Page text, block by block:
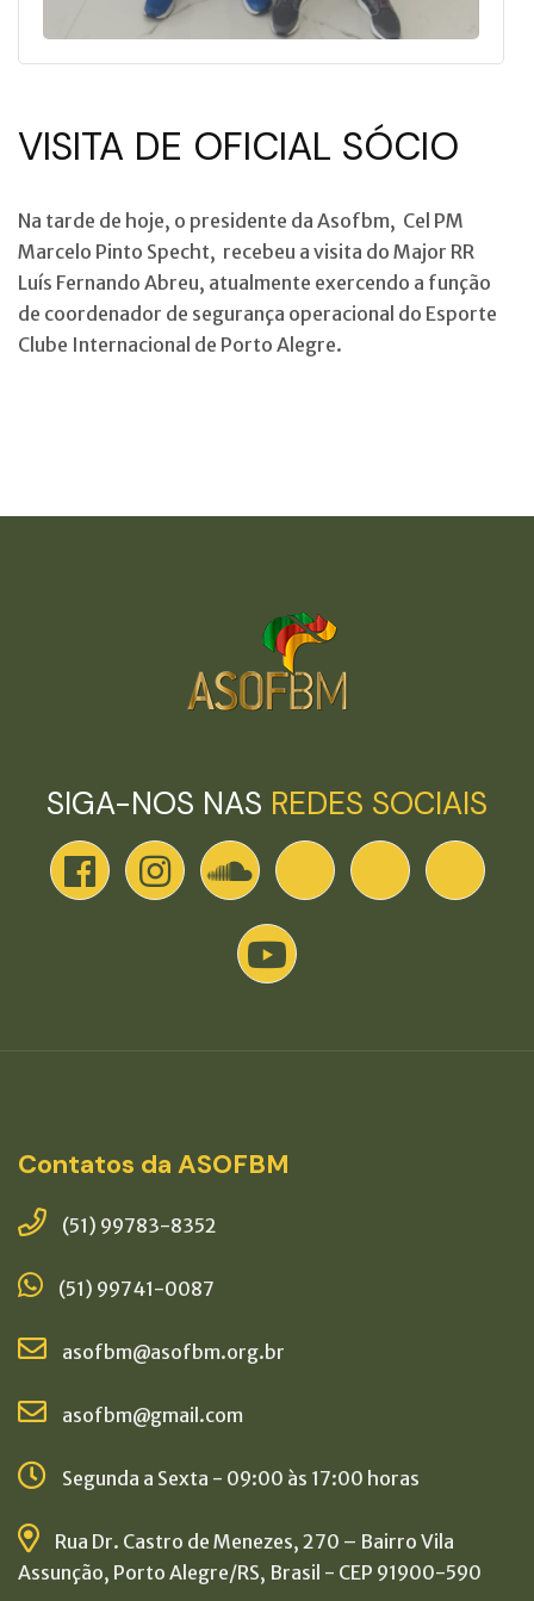
VISITA DE OFICIAL SÓCIO
Na tarde de hoje, o presidente da Asofbm, Cel PM
Marcelo Pinto Specht, recebeu a visita do Major RR
Luís Fernando Abreu, atualmente exercendo a função
de coordenador de segurança operacional do Esporte
Clube Internacional de Porto Alegre.
SIGA-NOS NAS REDES SOCIAIS
Contatos da ASOFBM
(51) 99783-8352
(51) 99741-0087
asofbm@asofbm.org.br
asofbm@gmail.com
Segunda a Sexta - 09:00 às 17:00 horas
Rua Dr. Castro de Menezes, 270 – Bairro Vila
Assunção, Porto Alegre/RS, Brasil - CEP 91900-590